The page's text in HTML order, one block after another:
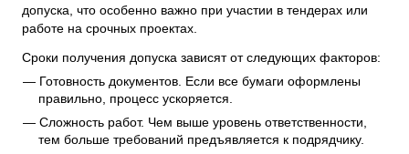
допуска, что особенно важно при участии в тендерах или
работе на срочных проектах.
Сроки получения допуска зависят от следующих факторов:
Готовность документов. Если все бумаги оформлены
правильно, процесс ускоряется.
Сложность работ. Чем выше уровень ответственности,
тем больше требований предъявляется к подрядчику.